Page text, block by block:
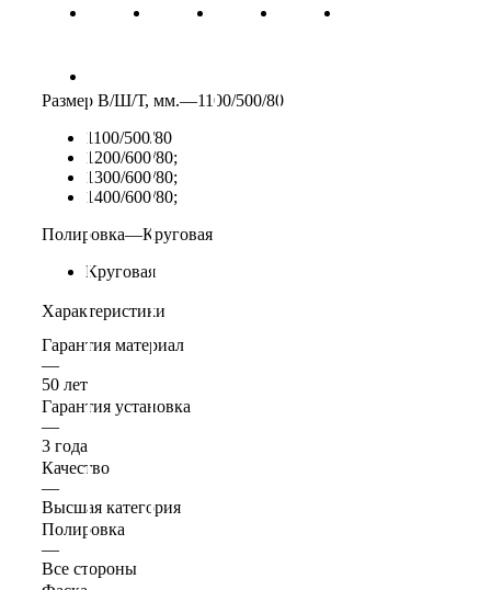
Размер В/Ш/Т, мм.—1100/500/80
1100/500/80
1200/600/80;
1300/600/80;
1400/600/80;
Полировка—Круговая
Круговая
Характеристики
Гарантия материал
—
50 лет
Гарантия установка
—
3 года
Качество
—
Высшая категория
Полировка
—
Все стороны